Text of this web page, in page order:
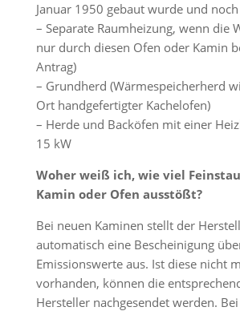
Januar 1950 gebaut wurde und
– Separate Raumheizung, wenn die
nur durch diesen Ofen oder Kamin
Antrag)
– Grundherd (Wärmespeicherherd
Ort handgefertigter Kachelofen)
– Herde und Backöfen mit einer
15 kW
Woher weiß ich, wie viel
Kamin oder Ofen ausstößt?
Bei neuen Kaminen stellt der
automatisch eine Bescheinigung
Emissionswerte aus. Ist diese nicht
vorhanden, können die
Hersteller nachgesendet werden.